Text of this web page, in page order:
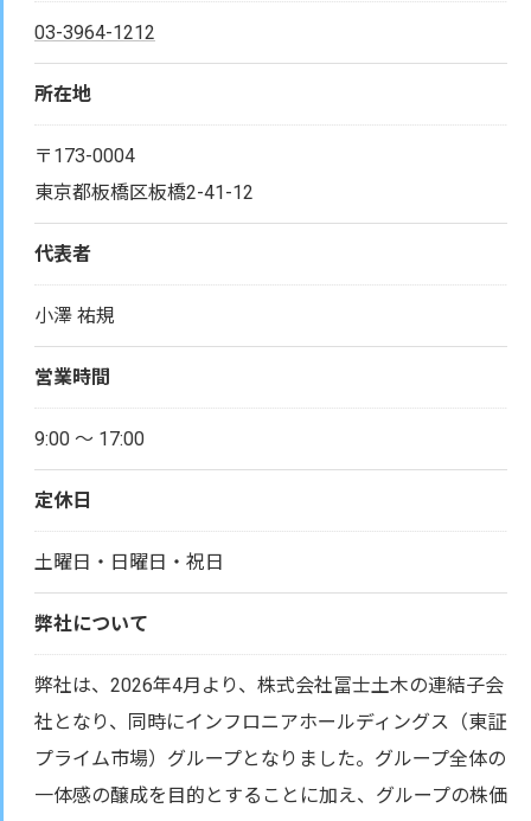
03-3964-1212
所在地
〒173-0004
東京都板橋区板橋2-41-12
代表者
小澤 祐規
営業時間
9:00 〜 17:00
定休日
土曜日・日曜日・祝日
弊社について
弊社は、2026年4月より、株式会社冨士土木の連結子会
社となり、同時にインフロニアホールディングス（東証
プライム市場）グループとなりました。グループ全体の
一体感の醸成を目的とすることに加え、グループの株価